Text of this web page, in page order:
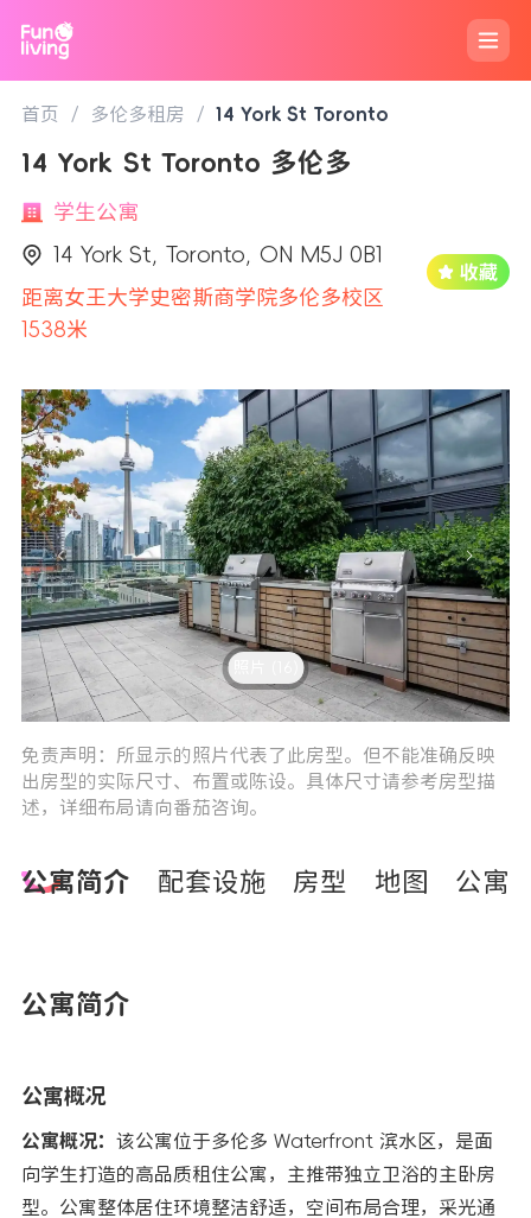
首页 / 多伦多租房 / 14 York St Toronto
14 York St Toronto 多伦多
学生公寓
14 York St, Toronto, ON M5J 0B1
距离女王大学史密斯商学院多伦多校区
1538米
免责声明：所显示的照片代表了此房型。但不能准确反映
出房型的实际尺寸、布置或陈设。具体尺寸请参考房型描
述，详细布局请向番茄咨询。
公寓简介 配套设施 房型 地图 公寓
公寓简介
公寓概况
公寓概况： 该公寓位于多伦多 Waterfront 滨水区，是面
向学生打造的高品质租住公寓，主推带独立卫浴的主卧房
型。公寓整体居住环境整洁舒适，空间布局合理，采光通